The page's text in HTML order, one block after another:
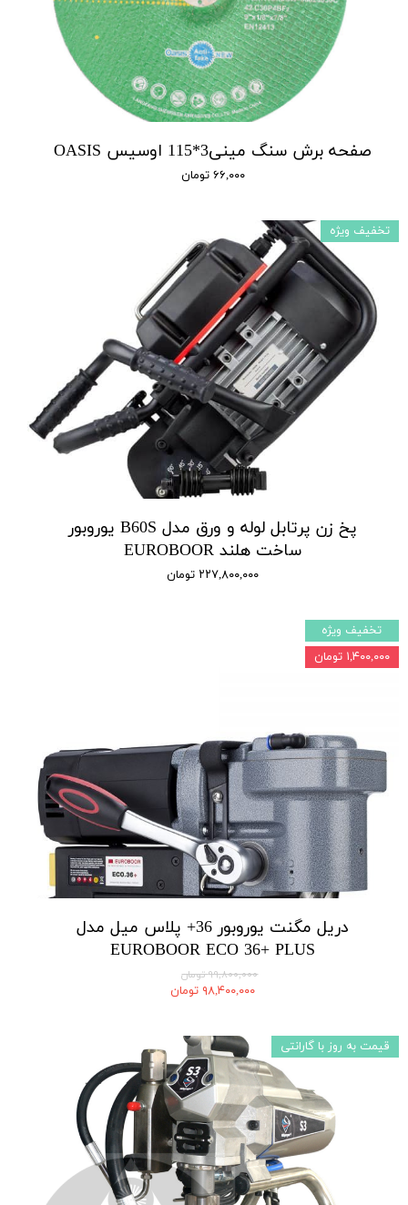
صفحه برش سنگ مینی3*115 اوسیس OASIS
۶۶,۰۰۰ تومان
پخ زن پرتابل لوله و ورق مدل B60S یوروبور
ساخت هلند EUROBOOR
۲۲۷,۸۰۰,۰۰۰ تومان
تخفیف ویژه
دریل مگنت یوروبور 36+ پلاس میل مدل
EUROBOOR ECO 36+ PLUS
۹۹,۸۰۰,۰۰۰ تومان
۹۸,۴۰۰,۰۰۰ تومان
تخفیف ویژه
۱,۴۰۰,۰۰۰ تومان
قیمت به روز با گارانتی